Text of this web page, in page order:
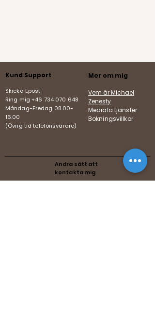
Kund Support
Skicka Epost
Ring mig +46 734 070 648
Måndag-Fredag 08.00-
16.00
(Övrig tid telefonsvarare)
Mer om mig
Vem är Michael
Zenesty
Mediala tjänster
Bokningsvillkor
Andra sätt att
kontakta mig